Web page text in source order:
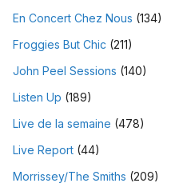
En Concert Chez Nous (134)
Froggies But Chic (211)
John Peel Sessions (140)
Listen Up (189)
Live de la semaine (478)
Live Report (44)
Morrissey/The Smiths (209)